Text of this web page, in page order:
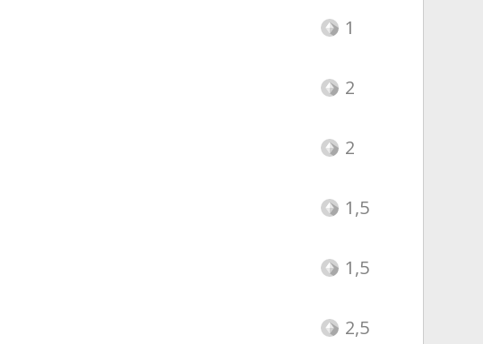
1
2
2
1,5
1,5
2,5